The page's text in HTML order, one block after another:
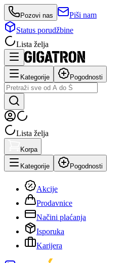
Pozovi nas
Piši nam
Status porudžbine
Lista želja
Kategorije Pogodnosti
Lista želja
Korpa
Kategorije Pogodnosti
Akcije
Prodavnice
Načini plaćanja
Isporuka
Karijera